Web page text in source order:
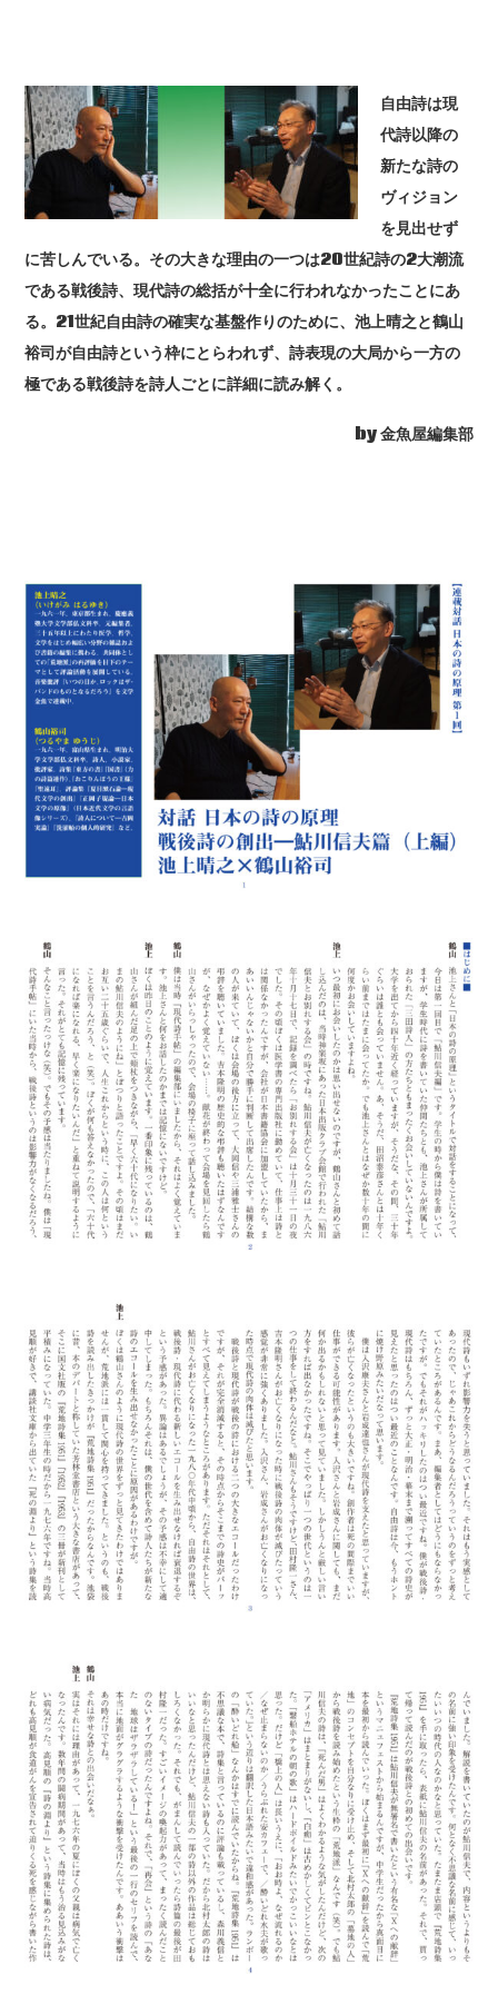
自由詩は現
代詩以降の
新たな詩の
ヴィジョン
を見出せず
に苦しんでいる。その大きな理由の一つは20世紀詩の2大潮流
である戦後詩、現代詩の総括が十全に行われなかったことにあ
る。21世紀自由詩の確実な基盤作りのために、池上晴之と鶴山
裕司が自由詩という枠にとらわれず、詩表現の大局から一方の
極である戦後詩を詩人ごとに詳細に読み解く。
by 金魚屋編集部